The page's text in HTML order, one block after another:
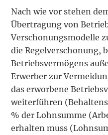
Nach wie vor stehen
Übertragung von
Verschonungsmodelle
die Regelverschonung,
Betriebsvermögens
Erwerber zur
das erworbene
weiterführen
% der Lohnsumme
erhalten muss